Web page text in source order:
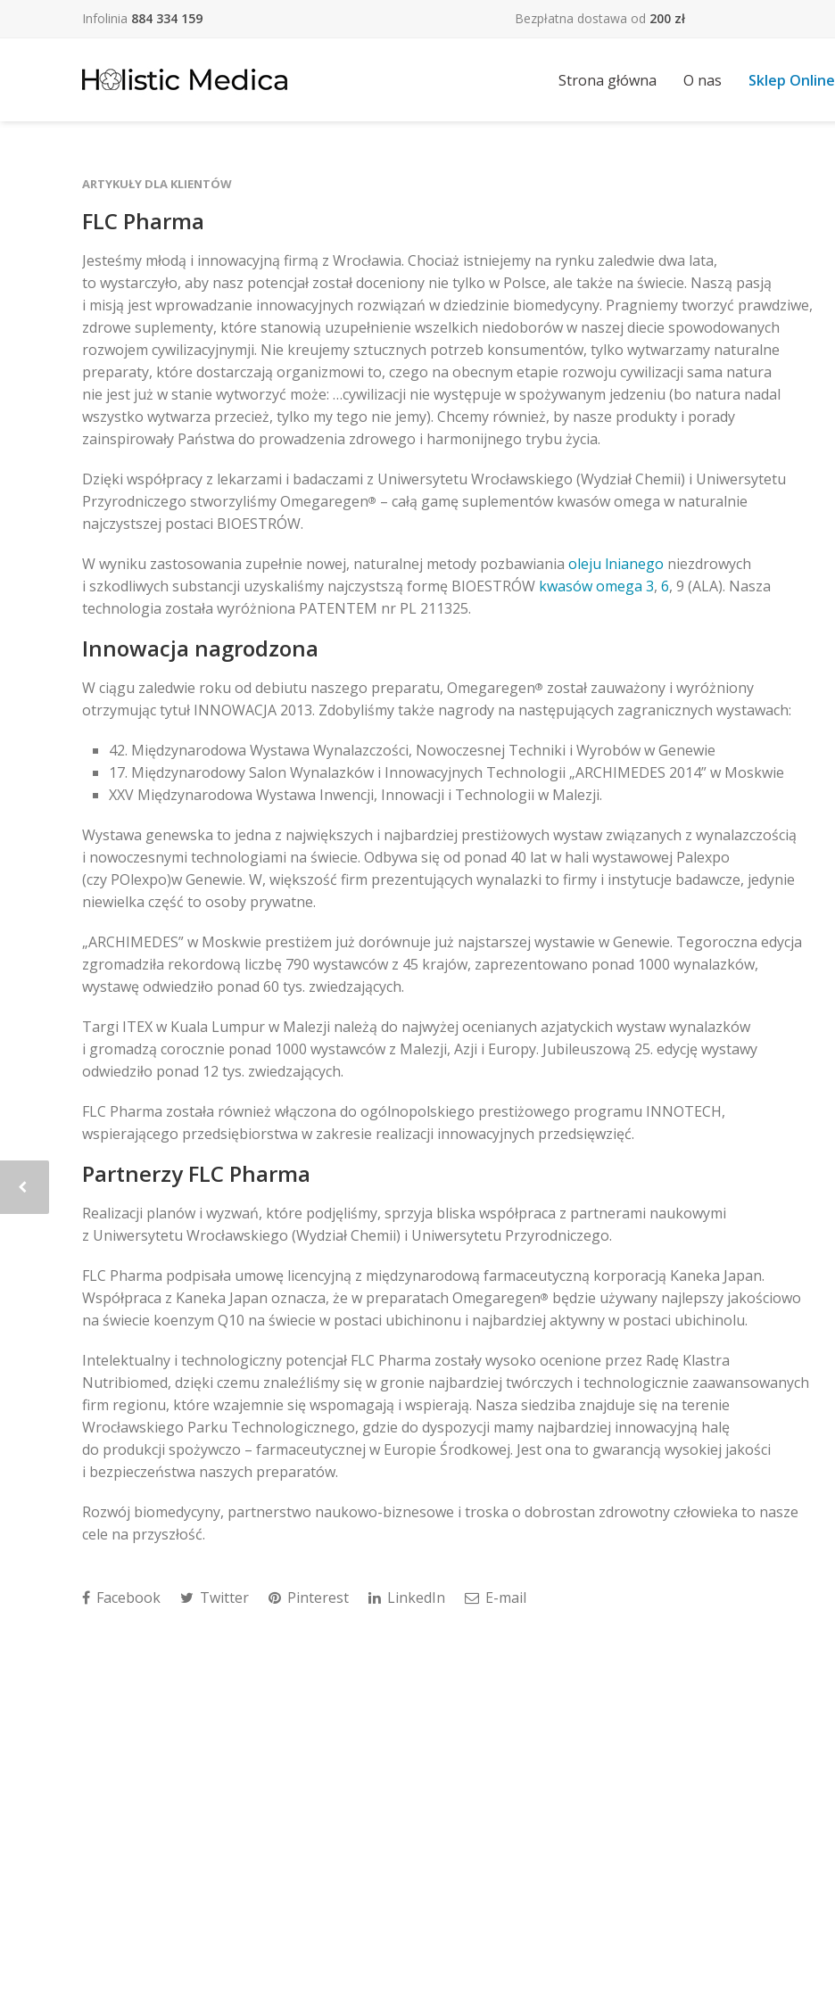
Infolinia 884 334 159 Bezpłatna dostawa od 200 zł
Strona główna O nas Sklep Online
ARTYKUŁY DLA KLIENTÓW
FLC Pharma
Jesteśmy młodą i innowacyjną firmą z Wrocławia. Chociaż istniejemy na rynku zaledwie dwa lata,
to wystarczyło, aby nasz potencjał został doceniony nie tylko w Polsce, ale także na świecie. Naszą pasją
i misją jest wprowadzanie innowacyjnych rozwiązań w dziedzinie biomedycyny. Pragniemy tworzyć prawdziwe,
zdrowe suplementy, które stanowią uzupełnienie wszelkich niedoborów w naszej diecie spowodowanych
rozwojem cywilizacyjnymji. Nie kreujemy sztucznych potrzeb konsumentów, tylko wytwarzamy naturalne
preparaty, które dostarczają organizmowi to, czego na obecnym etapie rozwoju cywilizacji sama natura
nie jest już w stanie wytworzyć może: …cywilizacji nie występuje w spożywanym jedzeniu (bo natura nadal
wszystko wytwarza przecież, tylko my tego nie jemy). Chcemy również, by nasze produkty i porady
zainspirowały Państwa do prowadzenia zdrowego i harmonijnego trybu życia.
Dzięki współpracy z lekarzami i badaczami z Uniwersytetu Wrocławskiego (Wydział Chemii) i Uniwersytetu
Przyrodniczego stworzyliśmy Omegaregen® – całą gamę suplementów kwasów omega w naturalnie
najczystszej postaci BIOESTRÓW.
W wyniku zastosowania zupełnie nowej, naturalnej metody pozbawiania oleju lnianego niezdrowych
i szkodliwych substancji uzyskaliśmy najczystszą formę BIOESTRÓW kwasów omega 3, 6, 9 (ALA). Nasza
technologia została wyróżniona PATENTEM nr PL 211325.
Innowacja nagrodzona
W ciągu zaledwie roku od debiutu naszego preparatu, Omegaregen® został zauważony i wyróżniony
otrzymując tytuł INNOWACJA 2013. Zdobyliśmy także nagrody na następujących zagranicznych wystawach:
42. Międzynarodowa Wystawa Wynalazczości, Nowoczesnej Techniki i Wyrobów w Genewie
17. Międzynarodowy Salon Wynalazków i Innowacyjnych Technologii „ARCHIMEDES 2014” w Moskwie
XXV Międzynarodowa Wystawa Inwencji, Innowacji i Technologii w Malezji.
Wystawa genewska to jedna z największych i najbardziej prestiżowych wystaw związanych z wynalazczością
i nowoczesnymi technologiami na świecie. Odbywa się od ponad 40 lat w hali wystawowej Palexpo
(czy POlexpo)w Genewie. W, większość firm prezentujących wynalazki to firmy i instytucje badawcze, jedynie
niewielka część to osoby prywatne.
„ARCHIMEDES” w Moskwie prestiżem już dorównuje już najstarszej wystawie w Genewie. Tegoroczna edycja
zgromadziła rekordową liczbę 790 wystawców z 45 krajów, zaprezentowano ponad 1000 wynalazków,
wystawę odwiedziło ponad 60 tys. zwiedzających.
Targi ITEX w Kuala Lumpur w Malezji należą do najwyżej ocenianych azjatyckich wystaw wynalazków
i gromadzą corocznie ponad 1000 wystawców z Malezji, Azji i Europy. Jubileuszową 25. edycję wystawy
odwiedziło ponad 12 tys. zwiedzających.
FLC Pharma została również włączona do ogólnopolskiego prestiżowego programu INNOTECH,
wspierającego przedsiębiorstwa w zakresie realizacji innowacyjnych przedsięwzięć.
Partnerzy FLC Pharma
Realizacji planów i wyzwań, które podjęliśmy, sprzyja bliska współpraca z partnerami naukowymi
z Uniwersytetu Wrocławskiego (Wydział Chemii) i Uniwersytetu Przyrodniczego.
FLC Pharma podpisała umowę licencyjną z międzynarodową farmaceutyczną korporacją Kaneka Japan.
Współpraca z Kaneka Japan oznacza, że w preparatach Omegaregen® będzie używany najlepszy jakościowo
na świecie koenzym Q10 na świecie w postaci ubichinonu i najbardziej aktywny w postaci ubichinolu.
Intelektualny i technologiczny potencjał FLC Pharma zostały wysoko ocenione przez Radę Klastra
Nutribiomed, dzięki czemu znaleźliśmy się w gronie najbardziej twórczych i technologicznie zaawansowanych
firm regionu, które wzajemnie się wspomagają i wspierają. Nasza siedziba znajduje się na terenie
Wrocławskiego Parku Technologicznego, gdzie do dyspozycji mamy najbardziej innowacyjną halę
do produkcji spożywczo – farmaceutycznej w Europie Środkowej. Jest ona to gwarancją wysokiej jakości
i bezpieczeństwa naszych preparatów.
Rozwój biomedycyny, partnerstwo naukowo-biznesowe i troska o dobrostan zdrowotny człowieka to nasze
cele na przyszłość.
Facebook Twitter Pinterest LinkedIn E-mail